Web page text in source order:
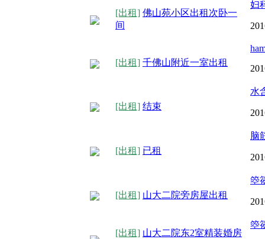
[出租] 佛山苑小区出租次卧一
间
妇
[出租] 千佛山附近一室出租
[出租] 结束
水
[出租] 已租
脑
[出租] 山大二院旁房屋出租
箜
[出租] 山大二院东2室精装婚房
箜